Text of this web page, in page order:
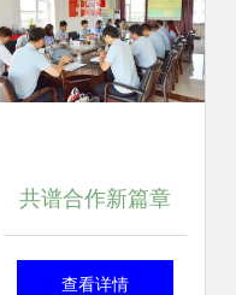
共谱合作新篇章
——丹东百特2023
查看详情